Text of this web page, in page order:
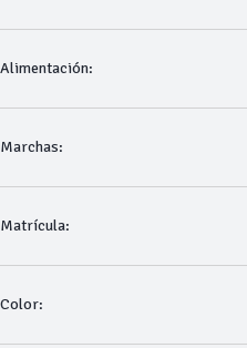
Alimentación:
Marchas:
Matrícula:
Color: